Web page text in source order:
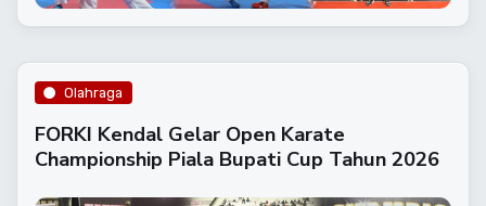
Olahraga
FORKI Kendal Gelar Open Karate
Championship Piala Bupati Cup Tahun 2026